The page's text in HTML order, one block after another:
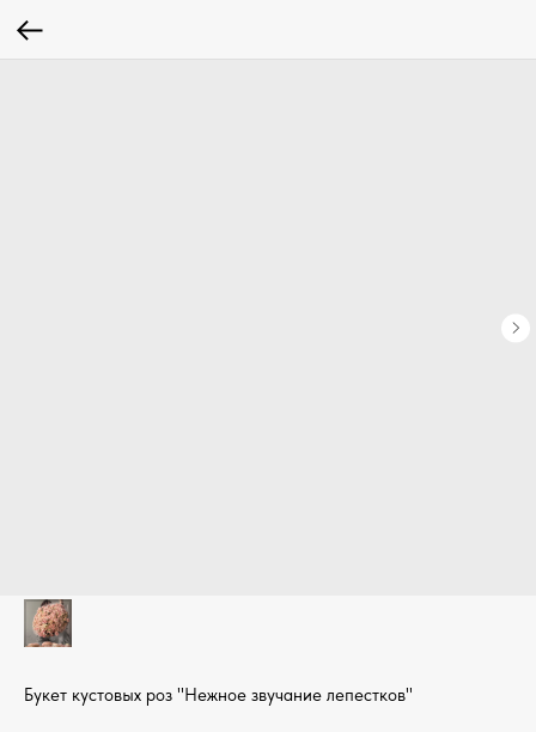
Букет кустовых роз "Нежное звучание лепестков"